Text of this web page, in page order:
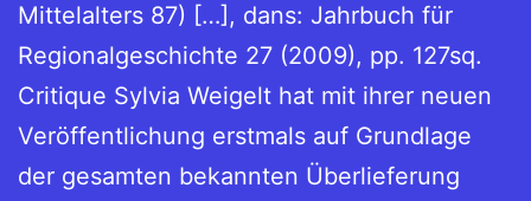
Mittelalters 87) […], dans: Jahrbuch für
Regionalgeschichte 27 (2009), pp. 127sq.
Critique Sylvia Weigelt hat mit ihrer neuen
Veröffentlichung erstmals auf Grundlage
der gesamten bekannten Überlieferung